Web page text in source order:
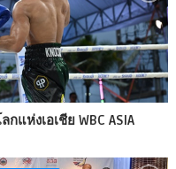
ห่งเอเชีย WBC ASIA